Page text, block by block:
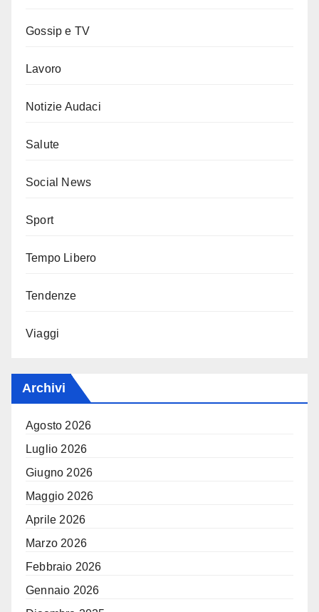
Gossip e TV
Lavoro
Notizie Audaci
Salute
Social News
Sport
Tempo Libero
Tendenze
Viaggi
Archivi
Agosto 2026
Luglio 2026
Giugno 2026
Maggio 2026
Aprile 2026
Marzo 2026
Febbraio 2026
Gennaio 2026